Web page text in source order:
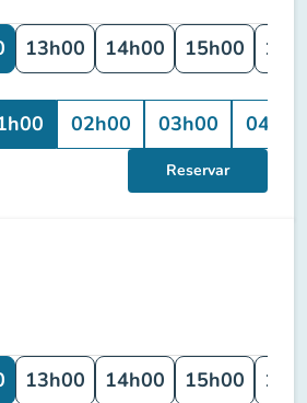
13h00 14h00 15h00
02h00 03h00 04h00
Reservar
13h00 14h00 15h00